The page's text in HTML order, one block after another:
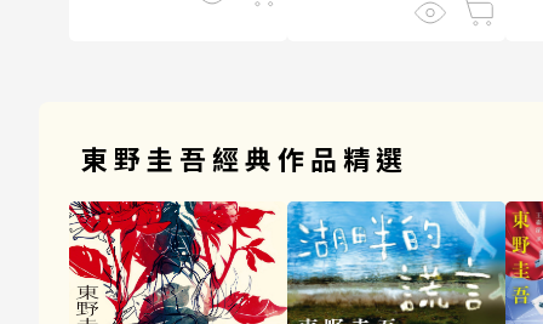
東野圭吾經典作品精選